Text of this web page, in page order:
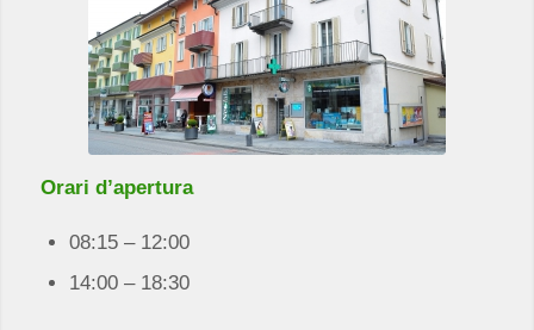
Orari d’apertura
08:15 – 12:00
14:00 – 18:30